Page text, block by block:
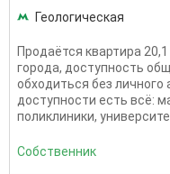
Геологическая
Продаётся квартира
города, доступность
обходиться без
доступности есть всё:
поликлиники,
Собственник